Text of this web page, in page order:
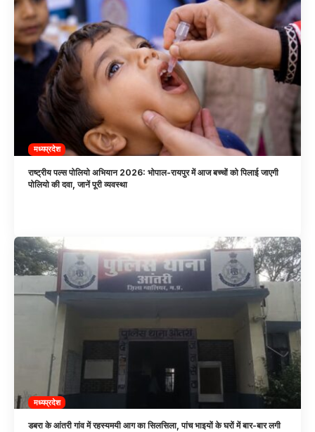
मध्यप्रदेश
राष्ट्रीय पल्स पोलियो अभियान 2026: भोपाल-रायपुर में आज बच्चों को पिलाई जाएगी
पोलियो की दवा, जानें पूरी व्यवस्था
मध्यप्रदेश
डबरा के आंतरी गांव में रहस्यमयी आग का सिलसिला, पांच भाइयों के घरों में बार-बार लगी